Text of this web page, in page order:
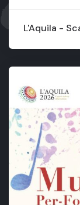
L'Aquila -